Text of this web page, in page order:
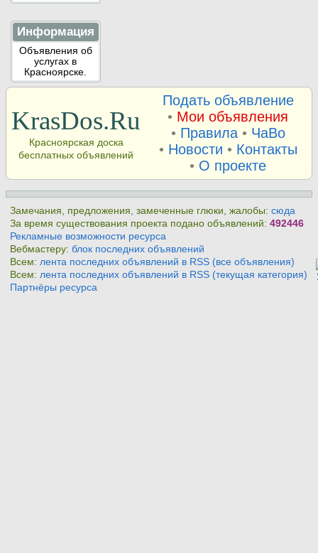
Информация
Объявления об
услугах в
Красноярске.
KrasDos.Ru
Красноярская доска
бесплатных объявлений
Подать объявление
• Мои объявления
• Правила• ЧаВо
• Новости • Контакты
• О проекте
Замечания, предложения, замеченные глюки, жалобы:сюда
За время существования проекта подано объявлений:492446
Рекламные возможности ресурса
Вебмастеру:блок последних объявлений
Всем: лента последних объявлений в RSS (все объявления)
Всем: лента последних объявлений в RSS (текущая категория)
Партнёры ресурса